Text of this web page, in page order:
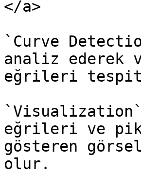
</a>
`Curve
analiz ederek
eğrileri tespit
eğrileri ve
gösteren
olur.